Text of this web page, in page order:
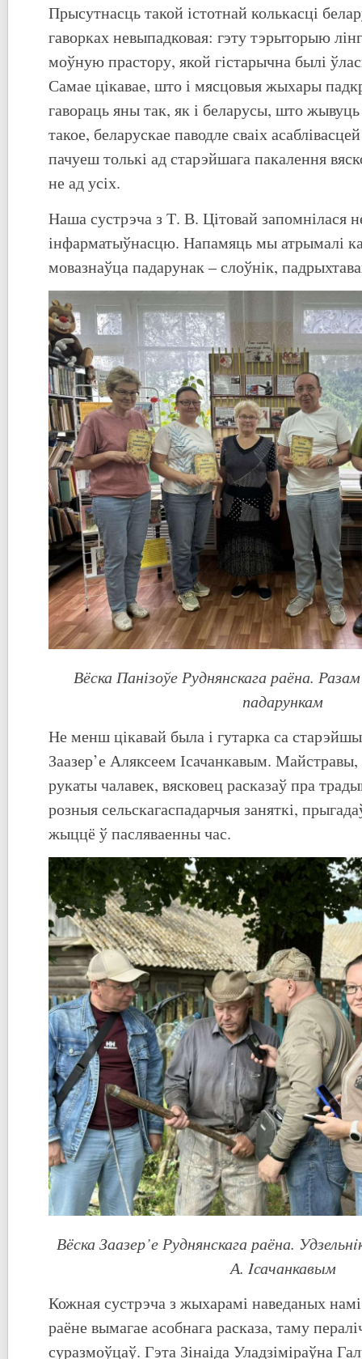
Прысутнасць такой істотнай колькасці
гаворках невыпадковая: гэту тэрыторыю
моўную прастору, якой гістарычна былі
Самае цікавае, што і мясцовыя жыхары
гавораць яны так, як і беларусы, што
такое, беларускае паводле сваіх
пачуеш толькі ад старэйшага пакалення
не ад усіх.
Наша сустрэча з Т. В. Цітовай запомнілася
інфарматыўнасцю. Напамяць мы атрымалі
мовазнаўца падарунак – слоўнік,
Вёска Панізоўе Руднянскага раёна.
падарункам
Не менш цікавай была і гутарка са
Заазер’е Аляксеем Ісачанкавым.
рукаты чалавек, вясковец расказаў пра
розныя сельскагаспадарчыя заняткі,
жыццё ў пасляваенны час.
Вёска Заазер’е Руднянскага раёна.
А. Iсачанкавым
Кожная сустрэча з жыхарамі наведаных
раёне вымагае асобнага расказа, таму
суразмоўцаў. Гэта Зінаіда Уладзіміраўна